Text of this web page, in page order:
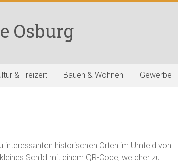
Osburg
& Freizeit Bauen & Wohnen Gewerbe
interessanten historischen Orten im Umfeld von
Schild mit einem QR-Code, welcher zu